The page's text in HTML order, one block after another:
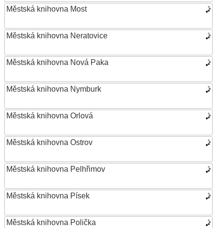
Městská knihovna Most
Městská knihovna Neratovice
Městská knihovna Nová Paka
Městská knihovna Nymburk
Městská knihovna Orlová
Městská knihovna Ostrov
Městská knihovna Pelhřimov
Městská knihovna Písek
Městská knihovna Polička